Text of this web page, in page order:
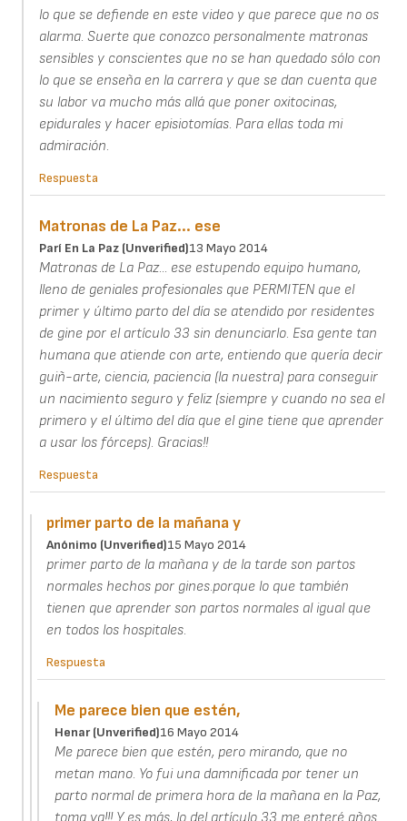
lo que se defiende en este video y que parece que no os
alarma. Suerte que conozco personalmente matronas
sensibles y conscientes que no se han quedado sólo con
lo que se enseña en la carrera y que se dan cuenta que
su labor va mucho más allá que poner oxitocinas,
epidurales y hacer episiotomías. Para ellas toda mi
admiración.
Respuesta
Matronas de La Paz... ese
Parí En La Paz (unverified)13 Mayo 2014
Matronas de La Paz... ese estupendo equipo humano,
lleno de geniales profesionales que PERMITEN que el
primer y último parto del día se atendido por residentes
de gine por el artículo 33 sin denunciarlo. Esa gente tan
humana que atiende con arte, entiendo que quería decir
guiñ-arte, ciencia, paciencia (la nuestra) para conseguir
un nacimiento seguro y feliz (siempre y cuando no sea el
primero y el último del día que el gine tiene que aprender
a usar los fórceps). Gracias!!
Respuesta
primer parto de la mañana y
Anónimo (unverified)15 Mayo 2014
primer parto de la mañana y de la tarde son partos
normales hechos por gines.porque lo que también
tienen que aprender son partos normales al igual que
en todos los hospitales.
Respuesta
Me parece bien que estén,
Henar (unverified)16 Mayo 2014
Me parece bien que estén, pero mirando, que no
metan mano. Yo fui una damnificada por tener un
parto normal de primera hora de la mañana en la Paz,